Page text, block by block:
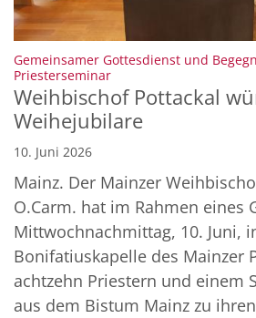
Gemeinsamer Gottesdienst und
Priesterseminar:
Weihbischof Pottackal
Weihejubilare
10. Juni 2026
Mainz. Der Mainzer
O.Carm. hat im Rahmen eines
Mittwochnachmittag, 10. Juni,
Bonifatiuskapelle des Mainzer
achtzehn Priestern und einem
aus dem Bistum Mainz zu